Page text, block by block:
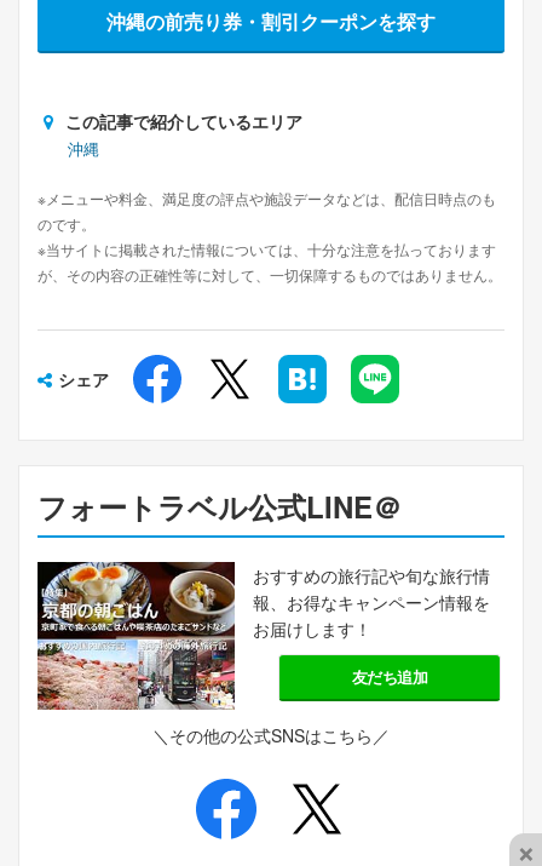
沖縄の前売り券・割引クーポンを探す
この記事で紹介しているエリア
沖縄
※メニューや料金、満足度の評点や施設データなどは、配信日時点のも
のです。
※当サイトに掲載された情報については、十分な注意を払っております
が、その内容の正確性等に対して、一切保障するものではありません。
シェア
フォートラベル公式LINE＠
おすすめの旅行記や旬な旅行情
報、お得なキャンペーン情報を
お届けします！
友だち追加
＼その他の公式SNSはこちら／
×